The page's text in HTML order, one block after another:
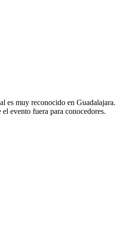
es muy reconocido en Guadalajara.
evento fuera para conocedores.